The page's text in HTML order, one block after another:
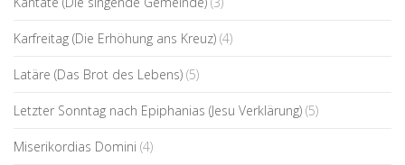
Karfreitag (Die Erhöhung ans Kreuz) (4)
Latäre (Das Brot des Lebens) (5)
Letzter Sonntag nach Epiphanias (Jesu Verklärung) (5)
Miserikordias Domini (4)